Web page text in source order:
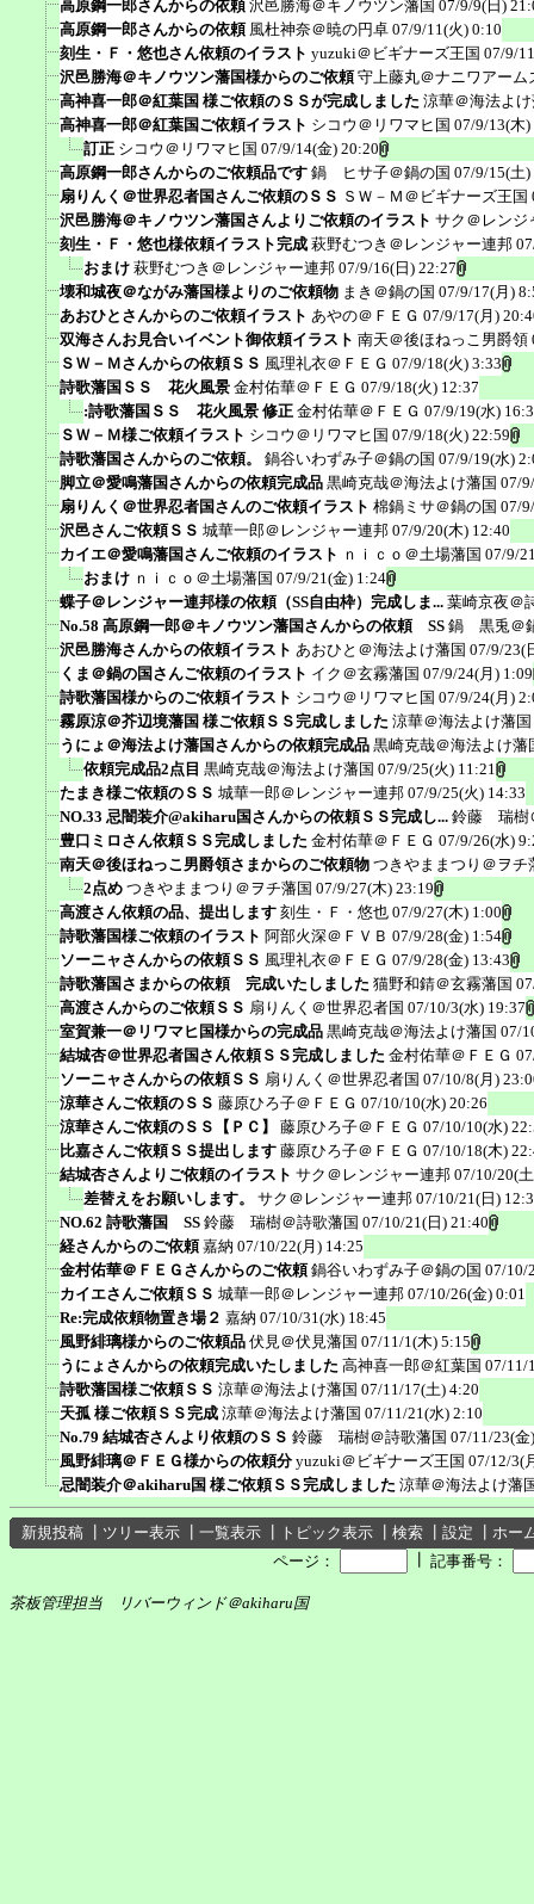
高原鋼一郎さんからの依頼 沢邑勝海＠キノウツン藩国 07/9/9(日)
高原鋼一郎さんからの依頼 風杜神奈＠暁の円卓 07/9/11(火) 0:10
刻生・Ｆ・悠也さん依頼のイラスト yuzuki＠ビギナーズ王国 07/9/
沢邑勝海＠キノウツン藩国様からのご依頼 守上藤丸＠ナニワアーム
高神喜一郎＠紅葉国 様ご依頼のＳＳが完成しました 涼華＠海法よ
高神喜一郎＠紅葉国ご依頼イラスト シコウ＠リワマヒ国 07/9/13(木)
訂正 シコウ＠リワマヒ国 07/9/14(金) 20:20
高原鋼一郎さんからのご依頼品です 鍋 ヒサ子＠鍋の国 07/9/15(土)
扇りんく＠世界忍者国さんご依頼のＳＳ ＳＷ－Ｍ＠ビギナーズ王国
沢邑勝海＠キノウツン藩国さんよりご依頼のイラスト サク＠レンジ
刻生・Ｆ・悠也様依頼イラスト完成 萩野むつき＠レンジャー連邦
おまけ 萩野むつき＠レンジャー連邦 07/9/16(日) 22:27
壊和城夜＠ながみ藩国様よりのご依頼物 まき＠鍋の国 07/9/17(月)
あおひとさんからのご依頼イラスト あやの＠ＦＥＧ 07/9/17(月)
双海さんお見合いイベント御依頼イラスト 南天＠後ほねっこ男爵領
ＳＷ－Ｍさんからの依頼ＳＳ 風理礼衣＠ＦＥＧ 07/9/18(火) 3:33
詩歌藩国ＳＳ 花火風景 金村佑華＠ＦＥＧ 07/9/18(火) 12:37
:詩歌藩国ＳＳ 花火風景 修正 金村佑華＠ＦＥＧ 07/9/19(水)
ＳＷ－Ｍ様ご依頼イラスト シコウ＠リワマヒ国 07/9/18(火) 22:59
詩歌藩国さんからのご依頼。
鍋谷いわずみ子＠鍋の国 07/9/19(水)
脚立＠愛鳴藩国さんからの依頼完成品 黒崎克哉＠海法よけ藩国 07/
扇りんく＠世界忍者国さんのご依頼イラスト 棉鍋ミサ＠鍋の国 07/
沢邑さんご依頼ＳＳ 城華一郎＠レンジャー連邦 07/9/20(木) 12:40
カイエ＠愛鳴藩国さんご依頼のイラスト ｎｉｃｏ＠土場藩国 07/9/
おまけ ｎｉｃｏ＠土場藩国 07/9/21(金) 1:24
蝶子＠レンジャー連邦様の依頼（SS自由枠）完成しま... 葉崎京夜＠
No.58 高原鋼一郎＠キノウツン藩国さんからの依頼 SS 鍋 黒兎＠
沢邑勝海さんからの依頼イラスト あおひと＠海法よけ藩国 07/9/23(
くま＠鍋の国さんご依頼のイラスト イク＠玄霧藩国 07/9/24(月) 1:09
詩歌藩国様からのご依頼イラスト シコウ＠リワマヒ国 07/9/24(月)
霧原涼＠芥辺境藩国 様ご依頼ＳＳ完成しました 涼華＠海法よけ藩国
うにょ＠海法よけ藩国さんからの依頼完成品 黒崎克哉＠海法よけ藩
依頼完成品2点目 黒崎克哉＠海法よけ藩国 07/9/25(火) 11:21
たまき様ご依頼のＳＳ 城華一郎＠レンジャー連邦 07/9/25(火) 14:33
NO.33 忌闇装介@akiharu国さんからの依頼ＳＳ完成し... 鈴藤 瑞樹
豊口ミロさん依頼ＳＳ完成しました 金村佑華＠ＦＥＧ 07/9/26(水)
南天＠後ほねっこ男爵領さまからのご依頼物 つきやままつり＠ヲチ
2点め つきやままつり＠ヲチ藩国 07/9/27(木) 23:19
高渡さん依頼の品、提出します 刻生・Ｆ・悠也 07/9/27(木) 1:00
詩歌藩国様ご依頼のイラスト 阿部火深＠ＦＶＢ 07/9/28(金) 1:54
ソーニャさんからの依頼ＳＳ 風理礼衣＠ＦＥＧ 07/9/28(金) 13:43
詩歌藩国さまからの依頼 完成いたしました 猫野和錆＠玄霧藩国
高渡さんからのご依頼ＳＳ 扇りんく＠世界忍者国 07/10/3(水) 19:37
室賀兼一＠リワマヒ国様からの完成品 黒崎克哉＠海法よけ藩国 07/
結城杏＠世界忍者国さん依頼ＳＳ完成しました 金村佑華＠ＦＥＧ
ソーニャさんからの依頼ＳＳ 扇りんく＠世界忍者国 07/10/8(月)
涼華さんご依頼のＳＳ 藤原ひろ子＠ＦＥＧ 07/10/10(水) 20:26
涼華さんご依頼のＳＳ【ＰＣ】
藤原ひろ子＠ＦＥＧ 07/10/10(水)
比嘉さんご依頼ＳＳ提出します 藤原ひろ子＠ＦＥＧ 07/10/18(木)
結城杏さんよりご依頼のイラスト サク＠レンジャー連邦 07/10/20(
差替えをお願いします。
サク＠レンジャー連邦 07/10/21(日)
NO.62 詩歌藩国 SS 鈴藤 瑞樹＠詩歌藩国 07/10/21(日) 21:40
経さんからのご依頼 嘉納 07/10/22(月) 14:25
金村佑華＠ＦＥＧさんからのご依頼 鍋谷いわずみ子＠鍋の国 07/10/
カイエさんご依頼ＳＳ 城華一郎＠レンジャー連邦 07/10/26(金) 0:01
Re:完成依頼物置き場２ 嘉納 07/10/31(水) 18:45
風野緋璃様からのご依頼品 伏見＠伏見藩国 07/11/1(木) 5:15
うにょさんからの依頼完成いたしました 高神喜一郎＠紅葉国 07/11/
詩歌藩国様ご依頼ＳＳ 涼華＠海法よけ藩国 07/11/17(土) 4:20
天孤 様ご依頼ＳＳ完成 涼華＠海法よけ藩国 07/11/21(水) 2:10
No.79 結城杏さんより依頼のＳＳ 鈴藤 瑞樹＠詩歌藩国 07/11/23(金
風野緋璃＠ＦＥＧ様からの依頼分 yuzuki＠ビギナーズ王国 07/12/3(
忌闇装介＠akiharu国 様ご依頼ＳＳ完成しました 涼華＠海法よけ藩
新規投稿 ツリー表示 一覧表示 トピック表示 検索 設定
ホー
ページ：
記事番号：
茶板管理担当 リバーウィンド＠akiharu国